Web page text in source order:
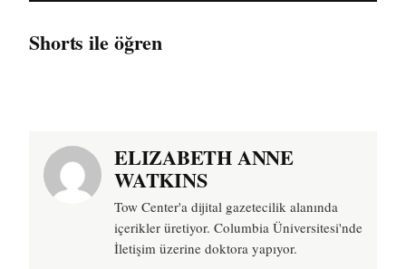
Shorts ile öğren
ELIZABETH ANNE
WATKINS
Tow Center'a dijital gazetecilik alanında
içerikler üretiyor. Columbia Üniversitesi'nde
İletişim üzerine doktora yapıyor.